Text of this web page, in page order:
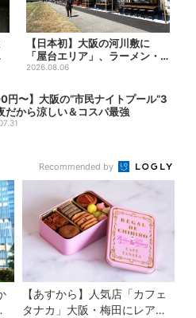
【日本初】大阪の河川敷に
「屋台エリア」、ラーメン・
焼肉・しゃぶしゃぶ・カフェ
2026.08.06
円〜】大阪の“市民ナイトプール”3
だから涼しい＆コスパ最強
Recommended by
【あすから】人気店「カフェ
タナカ」大阪・梅田にレア商